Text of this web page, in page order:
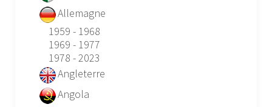
Allemagne
1959 - 1968
1969 - 1977
1978 - 2023
Angleterre
Angola